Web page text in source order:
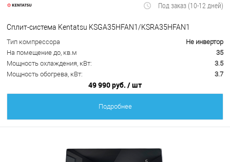
Под заказ (10-12 дней)
Сплит-система Kentatsu KSGA35HFAN1/KSRA35HFAN1
Тип компрессора
Не инвертор
На помещение до, кв.м
35
Мощность охлаждения, кВт:
3.5
Мощность обогрева, кВт:
3.7
49 990 руб. / шт
Подробнее